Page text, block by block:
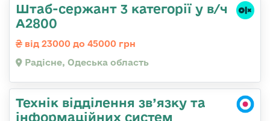
Штаб-сержант 3 категорії у в/ч
А2800
від 23000 до 45000 грн
Радісне, Одеська область
Технік відділення зв’язку та
інформаційних систем